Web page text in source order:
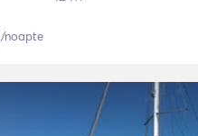
/noapte